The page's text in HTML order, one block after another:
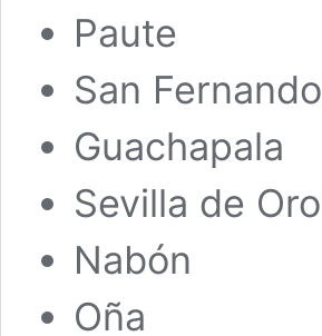
Paute
San Fernando
Guachapala
Sevilla de Oro
Nabón
Oña